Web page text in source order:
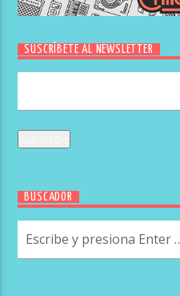
SUSCRÍBETE AL NEWSLETTER
BUSCADOR